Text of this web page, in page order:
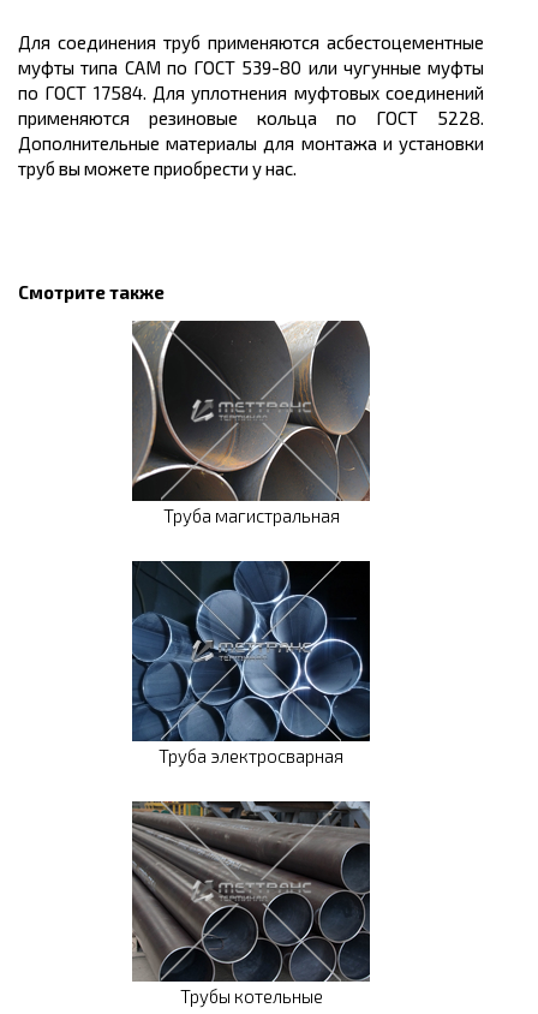
Для соединения труб применяются асбестоцементные
муфты типа САМ по ГОСТ 539-80 или чугунные муфты
по ГОСТ 17584. Для уплотнения муфтовых соединений
применяются резиновые кольца по ГОСТ 5228.
Дополнительные материалы для монтажа и установки
труб вы можете приобрести у нас.
Смотрите также
Труба магистральная
Труба электросварная
Трубы котельные